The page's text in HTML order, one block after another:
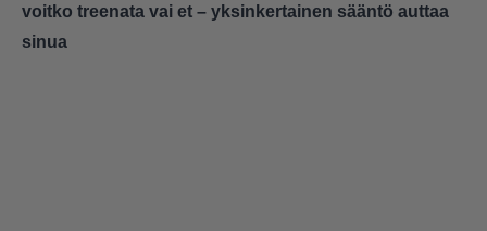
voitko treenata vai et – yksinkertainen sääntö auttaa
sinua